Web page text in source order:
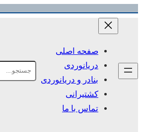
رفتن
صفحه اصلی
دریانوردی
بنادر و دریانوردی
کشتیرانی
تماس با ما